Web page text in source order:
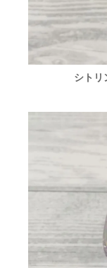
シト